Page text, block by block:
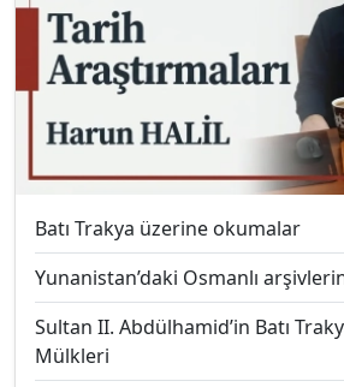
Batı Trakya üzerine okumalar
Yunanistan’daki Osmanlı
Sultan II. Abdülhamid’in Batı
Mülkleri